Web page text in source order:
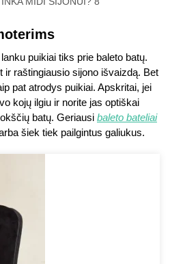
puikiai tiks prie baleto batų.
ir raštingiausio sijono išvaizdą. Bet
pat atrodys puikiai. Apskritai, jei
kojų ilgiu ir norite jas optiškai
batų. Geriausi baleto bateliai
šiek tiek pailgintus galiukus.